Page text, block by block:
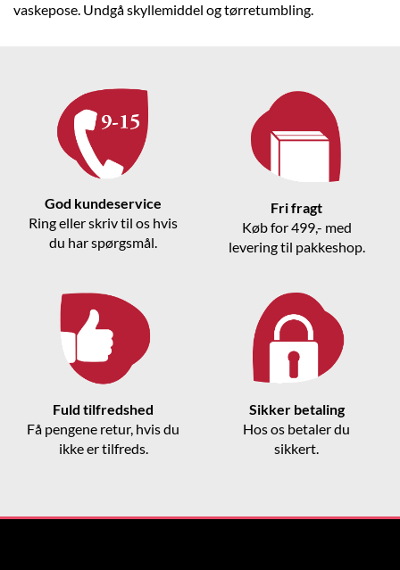
vaskepose. Undgå skyllemiddel og tørretumbling.
God kundeservice
Ring eller skriv til os hvis
du har spørgsmål.
Fri fragt
Køb for 499,- med
levering til pakkeshop.
Fuld tilfredshed
Få pengene retur, hvis du
ikke er tilfreds.
Sikker betaling
Hos os betaler du
sikkert.